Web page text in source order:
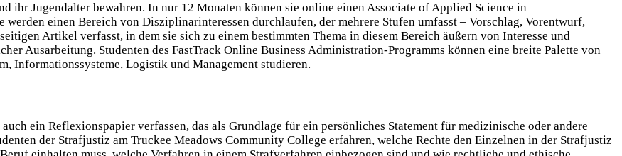
ihr Jugendalter bewahren. In nur 12 Monaten können sie online einen Associate of Applied Science in
einen Bereich von Disziplinarinteressen durchlaufen, der mehrere Stufen umfasst – Vorschlag, Vorentwurf,
Artikel verfasst, in dem sie sich zu einem bestimmten Thema in diesem Bereich äußern von Interesse und
Ausarbeitung. Studenten des FastTrack Online Business Administration-Programms können eine breite Palette von
Informationssysteme, Logistik und Management studieren.
ein Reflexionspapier verfassen, das als Grundlage für ein persönliches Statement für medizinische oder andere
der Strafjustiz am Truckee Meadows Community College erfahren, welche Rechte den Einzelnen in der Strafjustiz